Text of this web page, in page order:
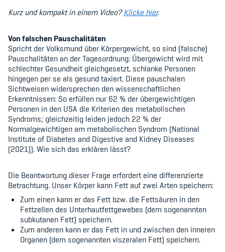
Kurz und kompakt in einem Video?Klicke hier.
Von falschen Pauschalitäten
Spricht der Volksmund über Körpergewicht, so sind (falsche)
Pauschalitäten an der Tagesordnung: Übergewicht wird mit
schlechter Gesundheit gleichgesetzt, schlanke Personen
hingegen per se als gesund taxiert. Diese pauschalen
Sichtweisen widersprechen den wissenschaftlichen
Erkenntnissen: So erfüllen nur 62 % der übergewichtigen
Personen in den USA die Kriterien des metabolischen
Syndroms; gleichzeitig leiden jedoch 22 % der
Normalgewichtigen am metabolischen Syndrom (National
Institute of Diabetes and Digestive and Kidney Diseases
(2021)). Wie sich das erklären lässt?
Die Beantwortung dieser Frage erfordert eine differenzierte
Betrachtung. Unser Körper kann Fett auf zwei Arten speichern:
Zum einen kann er das Fett bzw. die Fettsäuren in den
Fettzellen des Unterhautfettgewebes (dem sogenannten
subkutanen Fett) speichern.
Zum anderen kann er das Fett in und zwischen den inneren
Organen (dem sogenannten viszeralen Fett) speichern.